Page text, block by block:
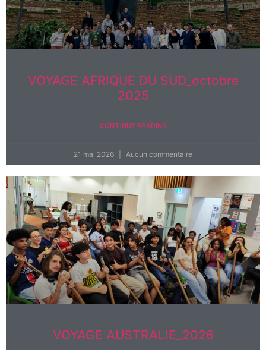
VOYAGE AFRIQUE DU SUD_octobre
2025
CONTINUE READING
21 mai 2026 Aucun commentaire
VOYAGE AUSTRALIE_2026